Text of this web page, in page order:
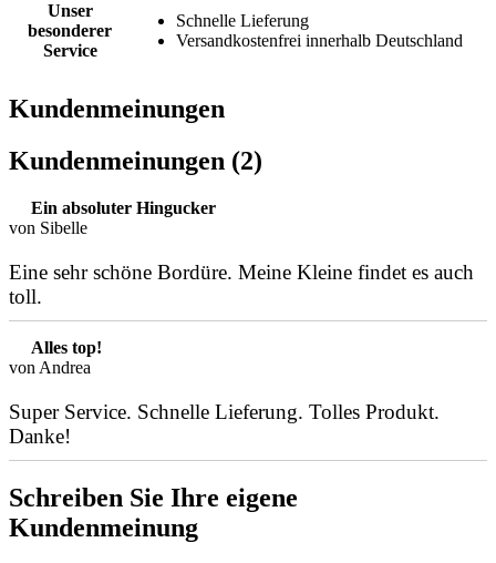
Unser
besonderer
Service
Schnelle Lieferung
Versandkostenfrei innerhalb Deutschland
Kundenmeinungen
Kundenmeinungen (2)
Ein absoluter Hingucker
von Sibelle
Eine sehr schöne Bordüre. Meine Kleine findet es auch
toll.
Alles top!
von Andrea
Super Service. Schnelle Lieferung. Tolles Produkt.
Danke!
Schreiben Sie Ihre eigene
Kundenmeinung